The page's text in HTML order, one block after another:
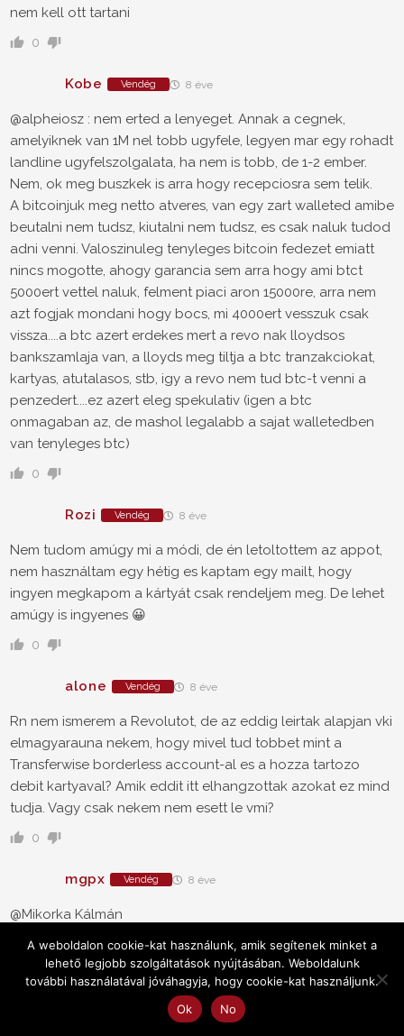
nem kell ott tartani
0
Kobe Vendég 8 éve
@alpheiosz : nem erted a lenyeget. Annak a cegnek,
amelyiknek van 1M nel tobb ugyfele, legyen mar egy rohadt
landline ugyfelszolgalata, ha nem is tobb, de 1-2 ember.
Nem, ok meg buszkek is arra hogy recepciosra sem telik.
A bitcoinjuk meg netto atveres, van egy zart walleted amibe
beutalni nem tudsz, kiutalni nem tudsz, es csak naluk tudod
adni venni. Valoszinuleg tenyleges bitcoin fedezet emiatt
nincs mogotte, ahogy garancia sem arra hogy ami btct
5000ert vettel naluk, felment piaci aron 15000re, arra nem
azt fogjak mondani hogy bocs, mi 4000ert vesszuk csak
vissza....a btc azert erdekes mert a revo nak lloydsos
bankszamlaja van, a lloyds meg tiltja a btc tranzakciokat,
kartyas, atutalasos, stb, igy a revo nem tud btc-t venni a
penzedert....ez azert eleg spekulativ (igen a btc
onmagaban az, de mashol legalabb a sajat walletedben
van tenyleges btc)
0
Rozi Vendég 8 éve
Nem tudom amúgy mi a módi, de én letoltottem az appot,
nem használtam egy hétig es kaptam egy mailt, hogy
ingyen megkapom a kártyát csak rendeljem meg. De lehet
amúgy is ingyenes 😀
0
alone Vendég 8 éve
Rn nem ismerem a Revolutot, de az eddig leirtak alapjan vki
elmagyarauna nekem, hogy mivel tud tobbet mint a
Transferwise borderless account-al es a hozza tartozo
debit kartyaval? Amik eddit itt elhangzottak azokat ez mind
tudja. Vagy csak nekem nem esett le vmi?
0
mgpx Vendég 8 éve
@Mikorka Kálmán
A TW kártya jelenleg meghívásos, TW
számlatulajdonosoknak előbb-utóbb felajánlják. Kondíciók:
- TW számla HUF-fal feltölthető belföldi utalással,
- Négy devizához tudnak egyedi bankszámlaszámot adni
A weboldalon cookie-kat használunk, amik segítenek minket a
lehető legjobb szolgáltatások nyújtásában. Weboldalunk
további használatával jóváhagyja, hogy cookie-kat használjunk.
Ok
No